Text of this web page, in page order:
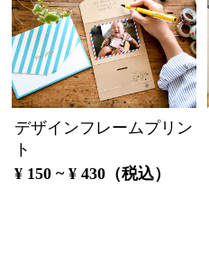
デザインフレームプリン
ト
¥ 150 ~ ¥ 430（税込）